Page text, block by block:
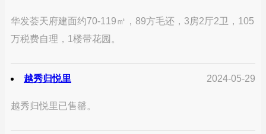
华发荟天府建面约70-119㎡，89方毛还，3房2厅2卫，105
万税费自理，1楼带花园。
越秀归悦里 2024-05-29
越秀归悦里已售罄。